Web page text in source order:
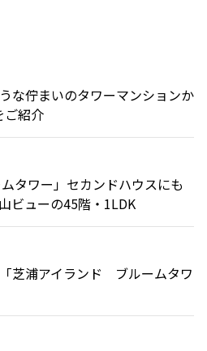
な佇まいのタワーマンションか
ご紹介
タワー」セカンドハウスにも
ビューの45階・1LDK
芝浦アイランド ブルームタワ